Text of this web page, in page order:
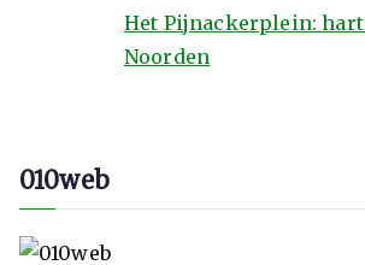
Het Pijnackerplein: hart
Noorden
010web